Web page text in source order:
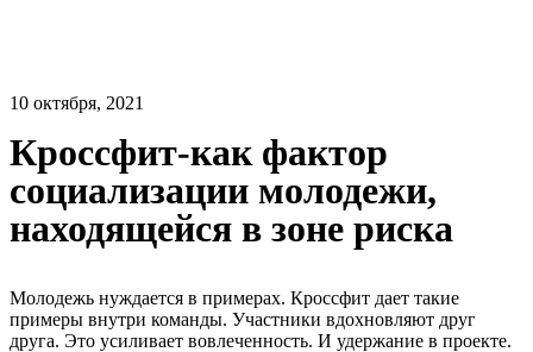
10 октября, 2021
Кроссфит-как фактор
социализации молодежи,
находящейся в зоне риска
Молодежь нуждается в примерах. Кроссфит дает такие
примеры внутри команды. Участники вдохновляют друг
друга. Это усиливает вовлеченность. И удержание в проекте.